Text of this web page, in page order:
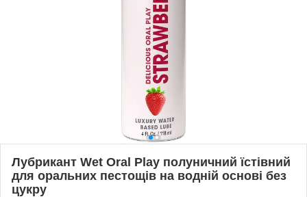
Лубрикант Wet Oral Play полуничний їстівний
для оральних пестощів на водній основі без
цукру